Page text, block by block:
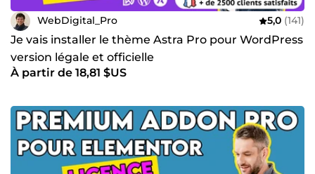
WebDigital_Pro 5,0 (141)
Je vais installer le thème Astra Pro pour WordPress
version légale et officielle
À partir de 18,81 $US